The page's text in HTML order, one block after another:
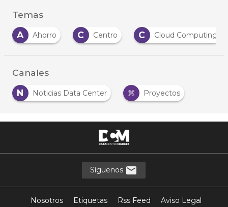
Temas
A
Ahorro C Centro C Cloud Computing
Canales
N
Noticias Data Center
Proyectos
Síguenos
Nosotros Etiquetas Rss Feed
Aviso Legal